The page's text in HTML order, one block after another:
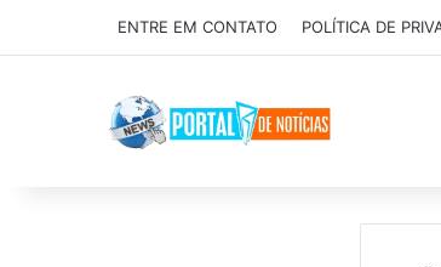
ENTRE EM CONTATO POLÍTICA DE